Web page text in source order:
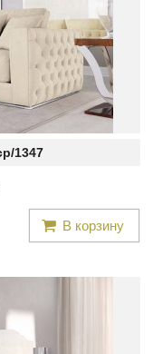
1347
В корзину